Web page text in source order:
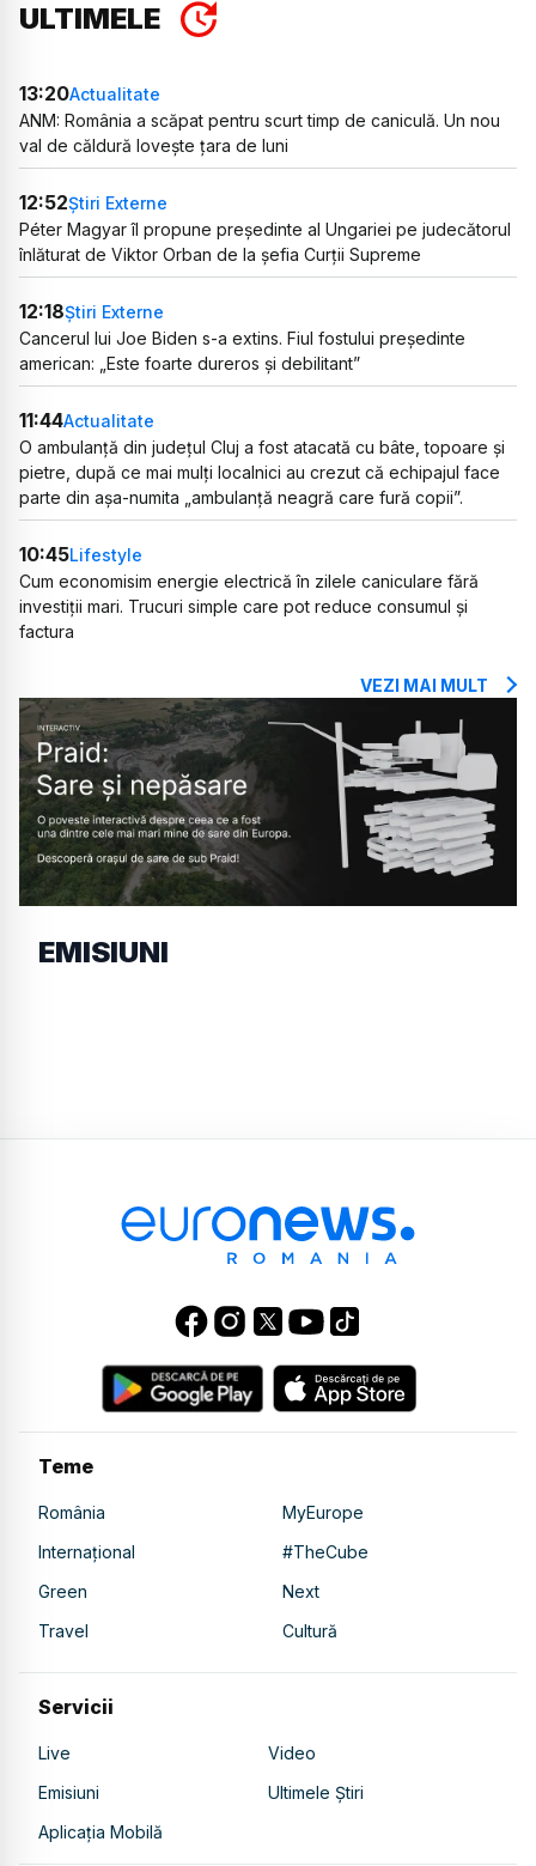
ULTIMELE
13:20Actualitate
ANM: România a scăpat pentru scurt timp de caniculă. Un nou
val de căldură lovește țara de luni
12:52Știri Externe
Péter Magyar îl propune președinte al Ungariei pe judecătorul
înlăturat de Viktor Orban de la șefia Curții Supreme
12:18Știri Externe
Cancerul lui Joe Biden s-a extins. Fiul fostului președinte
american: „Este foarte dureros și debilitant”
11:44Actualitate
O ambulanță din județul Cluj a fost atacată cu bâte, topoare și
pietre, după ce mai mulți localnici au crezut că echipajul face
parte din așa-numita „ambulanță neagră care fură copii”.
10:45Lifestyle
Cum economisim energie electrică în zilele caniculare fără
investiții mari. Trucuri simple care pot reduce consumul și
factura
VEZI MAI MULT
EMISIUNI
Teme
România
MyEurope
Internațional
#TheCube
Green
Next
Travel
Cultură
Servicii
Live
Video
Emisiuni
Ultimele Știri
Aplicația Mobilă